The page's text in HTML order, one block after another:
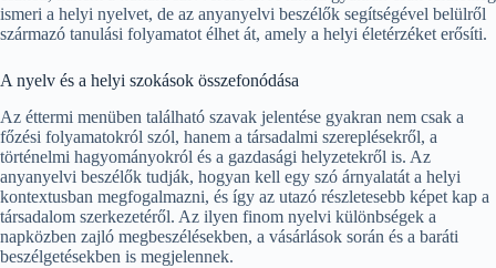
ismeri a helyi nyelvet, de az anyanyelvi beszélők segítségével belülről
származó tanulási folyamatot élhet át, amely a helyi életérzéket erősíti.
A nyelv és a helyi szokások összefonódása
Az éttermi menüben található szavak jelentése gyakran nem csak a
főzési folyamatokról szól, hanem a társadalmi szereplésekről, a
történelmi hagyományokról és a gazdasági helyzetekről is. Az
anyanyelvi beszélők tudják, hogyan kell egy szó árnyalatát a helyi
kontextusban megfogalmazni, és így az utazó részletesebb képet kap a
társadalom szerkezetéről. Az ilyen finom nyelvi különbségek a
napközben zajló megbeszélésekben, a vásárlások során és a baráti
beszélgetésekben is megjelennek.